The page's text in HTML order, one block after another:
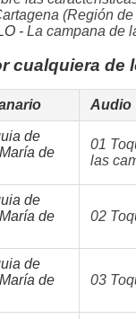
(Región
- La campana de
cualquiera de
Audio
de
de
01
las
de
de
02
de
de
03